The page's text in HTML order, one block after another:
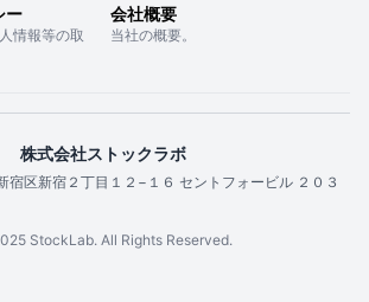
ー
情報等の取
会社概要
当社の概要。
株式会社ストックラボ
区新宿２丁目１２−１６ セントフォービル ２０３
StockLab. All Rights Reserved.